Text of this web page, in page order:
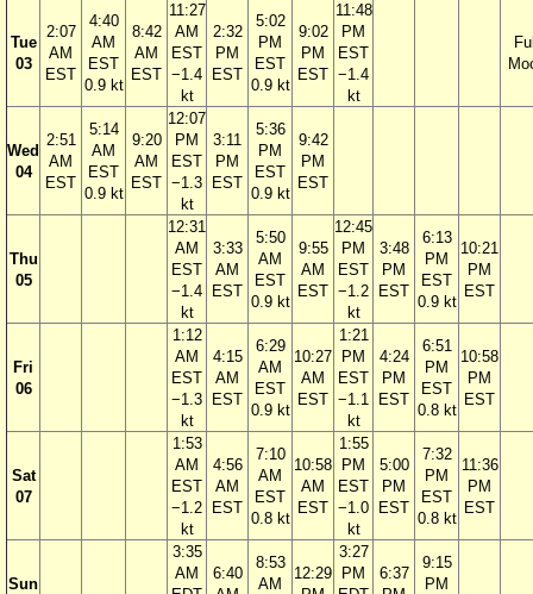
Tue
03
2:07
AM
EST
4:40
AM
EST
0.9 kt
8:42
AM
EST
11:27
AM
EST
−1.4
kt
2:32
PM
EST
5:02
PM
EST
0.9 kt
9:02
PM
EST
11:48
PM
EST
−1.4
kt
Wed
04
2:51
AM
EST
5:14
AM
EST
0.9 kt
9:20
AM
EST
12:07
PM
EST
−1.3
kt
3:11
PM
EST
5:36
PM
EST
0.9 kt
9:42
PM
EST
Thu
05
12:31
AM
EST
−1.4
kt
3:33
AM
EST
5:50
AM
EST
0.9 kt
9:55
AM
EST
12:45
PM
EST
−1.2
kt
3:48
PM
EST
6:13
PM
EST
0.9 kt
10:21
PM
EST
Fri
06
1:12
AM
EST
−1.3
kt
4:15
AM
EST
6:29
AM
EST
0.9 kt
10:27
AM
EST
1:21
PM
EST
−1.1
kt
4:24
PM
EST
6:51
PM
EST
0.8 kt
10:58
PM
EST
Sat
07
1:53
AM
EST
−1.2
kt
4:56
AM
EST
7:10
AM
EST
0.8 kt
10:58
AM
EST
1:55
PM
EST
−1.0
kt
5:00
PM
EST
7:32
PM
EST
0.8 kt
11:36
PM
EST
Sun
3:35
AM
6:40
8:53
AM
12:29
3:27
PM
6:37
9:15
PM